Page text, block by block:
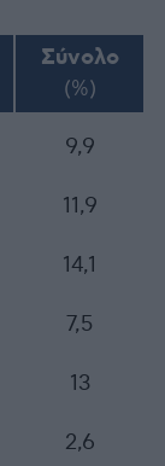
Σύνολο
(%)
9,9
11,9
14,1
7,5
13
2,6